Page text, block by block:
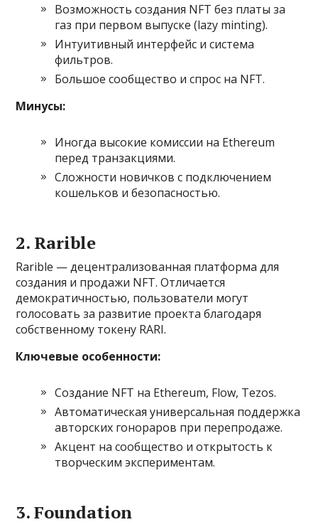
Возможность создания NFT без платы за
газ при первом выпуске (lazy minting).
Интуитивный интерфейс и система
фильтров.
Большое сообщество и спрос на NFT.
Минусы:
Иногда высокие комиссии на Ethereum
перед транзакциями.
Сложности новичков с подключением
кошельков и безопасностью.
2. Rarible
Rarible — децентрализованная платформа для
создания и продажи NFT. Отличается
демократичностью, пользователи могут
голосовать за развитие проекта благодаря
собственному токену RARI.
Ключевые особенности:
Создание NFT на Ethereum, Flow, Tezos.
Автоматическая универсальная поддержка
авторских гонораров при перепродаже.
Акцент на сообщество и открытость к
творческим экспериментам.
3. Foundation